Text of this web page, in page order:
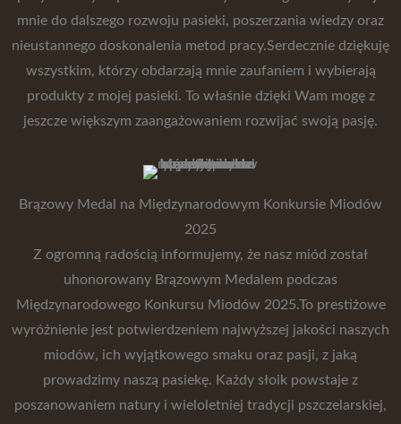
mnie do dalszego rozwoju pasieki, poszerzania wiedzy oraz
nieustannego doskonalenia metod pracy.Serdecznie dziękuję
wszystkim, którzy obdarzają mnie zaufaniem i wybierają
produkty z mojej pasieki. To właśnie dzięki Wam mogę z
jeszcze większym zaangażowaniem rozwijać swoją pasję.
Brązowy Medal na Międzynarodowym Konkursie Miodów
2025
Z ogromną radością informujemy, że nasz miód został
uhonorowany Brązowym Medalem podczas
Międzynarodowego Konkursu Miodów 2025.To prestiżowe
wyróżnienie jest potwierdzeniem najwyższej jakości naszych
miodów, ich wyjątkowego smaku oraz pasji, z jaką
prowadzimy naszą pasiekę. Każdy słoik powstaje z
poszanowaniem natury i wieloletniej tradycji pszczelarskiej,